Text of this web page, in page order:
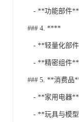
- **功能部件**
### 4. ****
- **轻量化部件
- **精密组件**
### 5. **消费品
- **家用电器**
- **玩具与模型